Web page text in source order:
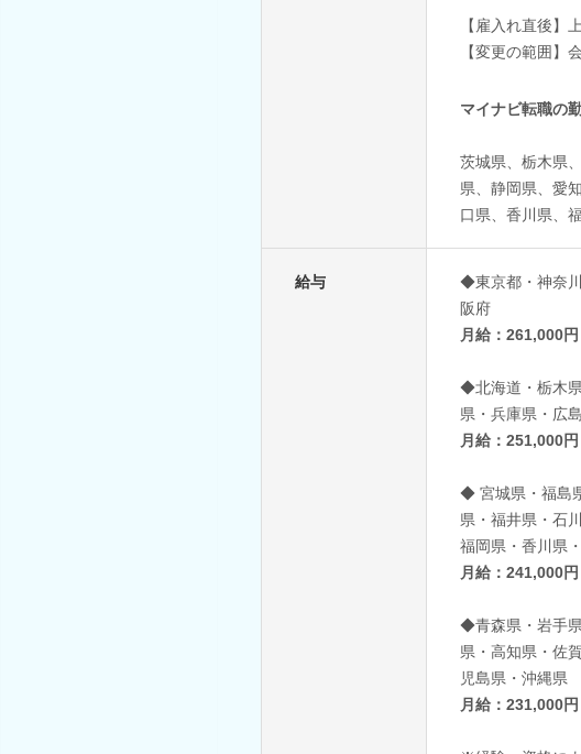
【雇入れ直後】
【変更の範囲】
マイナビ転職の
茨城県、栃木県
県、静岡県、愛
口県、香川県、
給与
◆東京都・神奈
阪府
月給：261,000円
◆北海道・栃木
県・兵庫県・広
月給：251,000円
◆ 宮城県・福島
県・福井県・石
福岡県・香川県
月給：241,000円
◆青森県・岩手
県・高知県・佐
児島県・沖縄県
月給：231,000円